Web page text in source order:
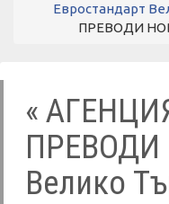
Евростандарт
ПРЕВОДИ
«
ПРЕВОДИ
Велико